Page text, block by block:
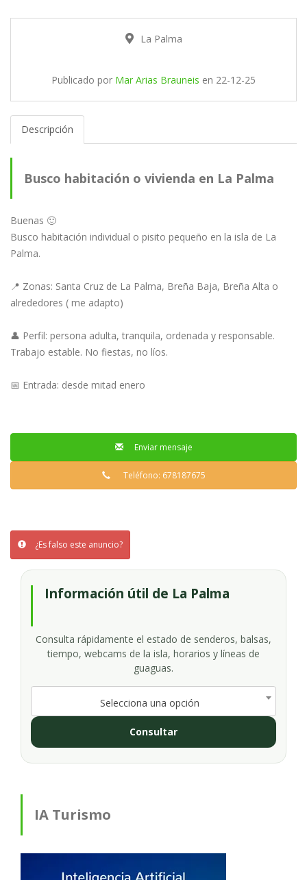
La Palma
Publicado por Mar Arias Brauneis en 22-12-25
Descripción
Busco habitación o vivienda en La Palma
Buenas 🙂
Busco habitación individual o pisito pequeño en la isla de La
Palma.
📍 Zonas: Santa Cruz de La Palma, Breña Baja, Breña Alta o
alrededores ( me adapto)
👤 Perfil: persona adulta, tranquila, ordenada y responsable.
Trabajo estable. No fiestas, no líos.
📅 Entrada: desde mitad enero
Enviar mensaje
Teléfono: 678187675
¿Es falso este anuncio?
Información útil de La Palma
Consulta rápidamente el estado de senderos, balsas,
tiempo, webcams de la isla, horarios y líneas de
guaguas.
Selecciona una opción
Consultar
IA Turismo